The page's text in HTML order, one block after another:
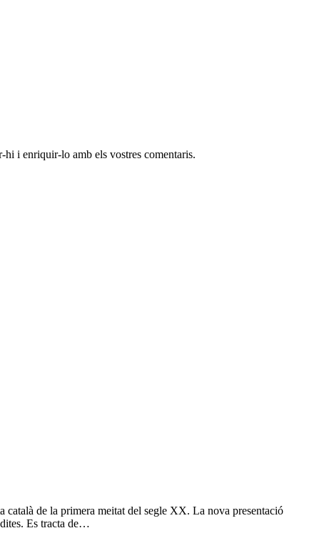
i enriquir-lo amb els vostres comentaris.
català de la primera meitat del segle XX. La nova presentació
Es tracta de…